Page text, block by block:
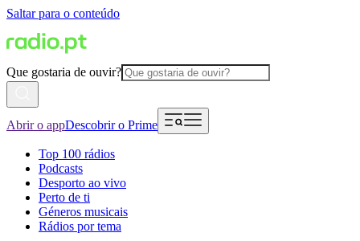
Saltar para o conteúdo
Que gostaria de ouvir?
Abrir o appDescobrir o Prime
Top 100 rádios
Podcasts
Desporto ao vivo
Perto de ti
Géneros musicais
Rádios por tema